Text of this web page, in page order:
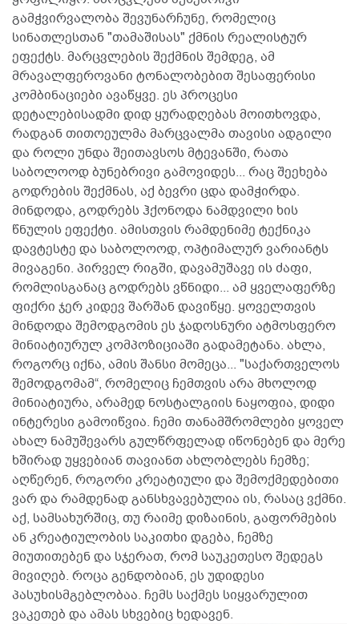
გამჭვირვალობა შევუნარჩუნე, რომელიც
სინათლესთან "თამაშისას" ქმნის რეალისტურ
ეფექტს. მარცვლების შექმნის შემდეგ, ამ
მრავალფეროვანი ტონალობებით შესაფერისი
კომბინაციები ავაწყვე. ეს პროცესი
დეტალებისადმი დიდ ყურადღებას მოითხოვდა,
რადგან თითოეულმა მარცვალმა თავისი ადგილი
და როლი უნდა შეითავსოს მტევანში, რათა
საბოლოოდ ბუნებრივი გამოვიდეს... რაც შეეხება
გოდრების შექმნას, აქ ბევრი ცდა დამჭირდა.
მინდოდა, გოდრებს ჰქონოდა ნამდვილი ხის
წნულის ეფექტი. ამისთვის რამდენიმე ტექნიკა
დავტესტე და საბოლოოდ, ოპტიმალურ ვარიანტს
მივაგენი. პირველ რიგში, დავამუშავე ის ძაფი,
რომლისგანაც გოდრებს ვწნიდი... ამ ყველაფერზე
ფიქრი ჯერ კიდევ შარშან დავიწყე. ყოველთვის
მინდოდა შემოდგომის ეს ჯადოსნური ატმოსფერო
მინიატიურულ კომპოზიციაში გადამეტანა. ახლა,
როგორც იქნა, ამის შანსი მომეცა... "საქართველოს
შემოდგომამ“, რომელიც ჩემთვის არა მხოლოდ
მინიატიურა, არამედ ნოსტალგიის ნაყოფია, დიდი
ინტერესი გამოიწვია. ჩემი თანამშრომლები ყოველ
ახალ ნამუშევარს გულწრფელად იწონებენ და მერე
ხშირად უყვებიან თავიანთ ახლობლებს ჩემზე;
აღწერენ, როგორი კრეატიული და შემოქმედებითი
ვარ და რამდენად განსხვავებულია ის, რასაც ვქმნი.
აქ, სამსახურშიც, თუ რაიმე დიზაინის, გაფორმების
ან კრეატიულობის საკითხი დგება, ჩემზე
მიუთითებენ და სჯერათ, რომ საუკეთესო შედეგს
მივიღებ. როცა გენდობიან, ეს უდიდესი
პასუხისმგებლობაა. ჩემს საქმეს სიყვარულით
ვაკეთებ და ამას სხვებიც ხედავენ.